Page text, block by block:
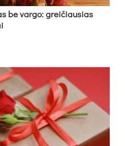
be vargo: greičiausias